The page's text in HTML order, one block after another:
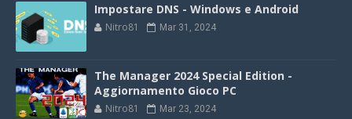
Impostare DNS - Windows e Android
Nitro81 Mar 31, 2024
The Manager 2024 Special Edition -
Aggiornamento Gioco PC
Nitro81 Mar 23, 2024